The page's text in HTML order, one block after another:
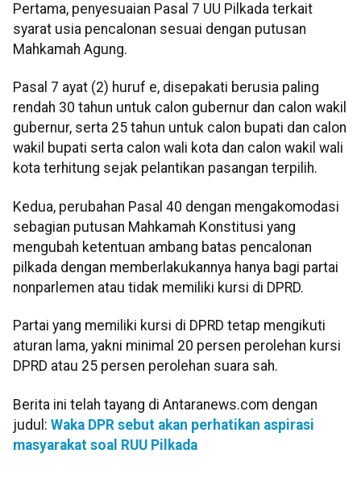
Pertama, penyesuaian Pasal 7 UU Pilkada terkait
syarat usia pencalonan sesuai dengan putusan
Mahkamah Agung.
Pasal 7 ayat (2) huruf e, disepakati berusia paling
rendah 30 tahun untuk calon gubernur dan calon wakil
gubernur, serta 25 tahun untuk calon bupati dan calon
wakil bupati serta calon wali kota dan calon wakil wali
kota terhitung sejak pelantikan pasangan terpilih.
Kedua, perubahan Pasal 40 dengan mengakomodasi
sebagian putusan Mahkamah Konstitusi yang
mengubah ketentuan ambang batas pencalonan
pilkada dengan memberlakukannya hanya bagi partai
nonparlemen atau tidak memiliki kursi di DPRD.
Partai yang memiliki kursi di DPRD tetap mengikuti
aturan lama, yakni minimal 20 persen perolehan kursi
DPRD atau 25 persen perolehan suara sah.
Berita ini telah tayang di Antaranews.com dengan
judul: Waka DPR sebut akan perhatikan aspirasi
masyarakat soal RUU Pilkada